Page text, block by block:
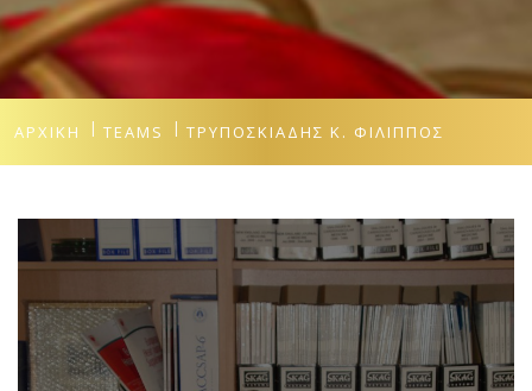
ΑΡΧΙΚΉ TEAMS ΤΡΥΠΟΣΚΙΆΔΗΣ Κ. ΦΊΛΙΠΠΟΣ